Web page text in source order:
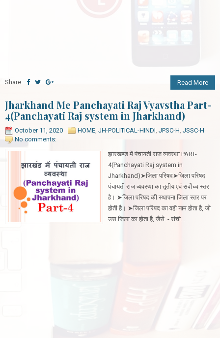
Share: Read More
Jharkhand Me Panchayati Raj Vyavstha Part-
4(Panchayati Raj system in Jharkhand)
October 11, 2020 HOME, JH-POLITICAL-HINDI, JPSC-H, JSSC-H
No comments:
झारखण्ड में पंचायती राज व्यवस्था PART-
4(Panchayati Raj system in
Jharkhand)➤जिला परिषद➤जिला परिषद
पंचायती राज व्यवस्था का तृतीय एवं सर्वोच्च स्तर
है। ➤जिला परिषद की स्थापना जिला स्तर पर
होती है। ➤जिला परिषद का वही नाम होता है, जो
उस जिला का होता है, जैसे :- रांची...